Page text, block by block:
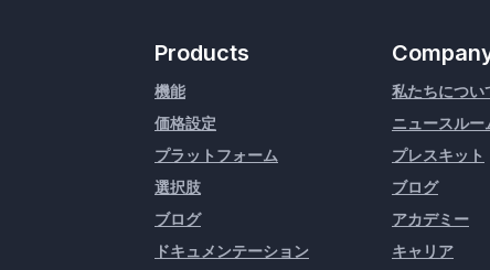
Products
機能
価格設定
プラットフォーム
選択肢
ブログ
ドキュメンテーション
私たちについ
ニュースルー
プレスキット
ブログ
アカデミー
キャリア